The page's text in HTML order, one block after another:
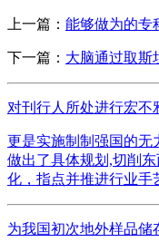
上一篇： 能够做为的专
下一篇： 大脑通过取斯
对刊行人所处进行宏不
更是实施制制强国的无
做出了具体规划,切削
化，指点并推进行业手
为我国初次地外样品储